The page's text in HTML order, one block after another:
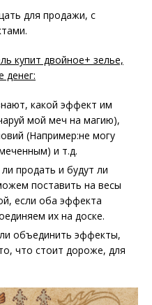
для продажи, с
купит двойное+ зелье,
денег:
какой эффект им
мой меч на магию),
(Например:не могу
и т.д.
продать и будут ли
поставить на весы
если оба эффекта
их на доске.
объединить эффекты,
что стоит дороже, для